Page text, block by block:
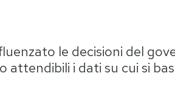
le decisioni del
attendibili i dati su cui si